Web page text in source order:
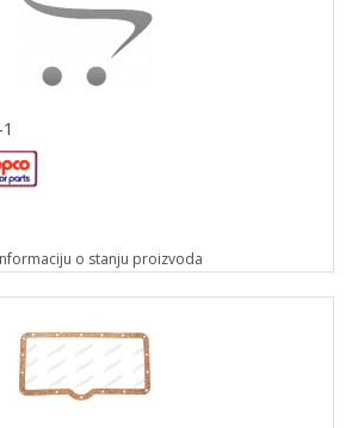
o stanju proizvoda